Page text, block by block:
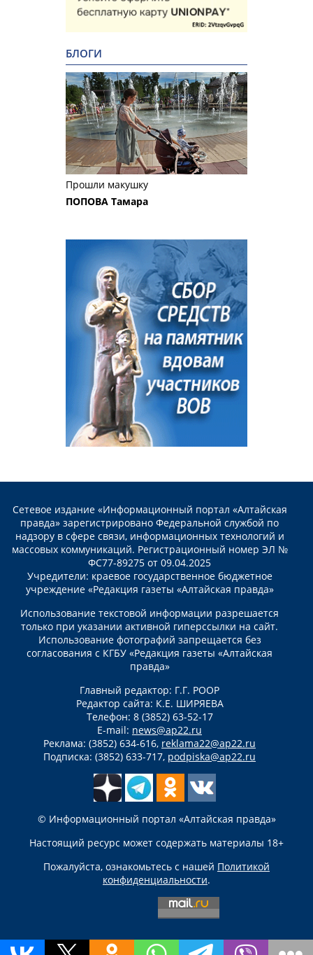
БЛОГИ
Прошли макушку
ПОПОВА Тамара
Сетевое издание «Информационный портал «Алтайская
правда» зарегистрировано Федеральной службой по
надзору в сфере связи, информационных технологий и
массовых коммуникаций. Регистрационный номер ЭЛ №
ФС77-89275 от 09.04.2025
Учредители: краевое государственное бюджетное
учреждение «Редакция газеты «Алтайская правда»
Использование текстовой информации разрешается
только при указании активной гиперссылки на сайт.
Использование фотографий запрещается без
согласования с КГБУ «Редакция газеты «Алтайская
правда»
Главный редактор: Г.Г. РООР
Редактор сайта: К.Е. ШИРЯЕВА
Телефон: 8 (3852) 63-52-17
E-mail: news@ap22.ru
Реклама: (3852) 634-616, reklama22@ap22.ru
Подписка: (3852) 633-717, podpiska@ap22.ru
© Информационный портал «Алтайская правда»
Настоящий ресурс может содержать материалы 18+
Пожалуйста, ознакомьтесь с нашей Политикой
конфиденциальности.